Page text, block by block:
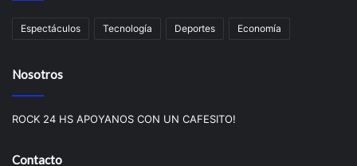
Espectáculos Tecnologí­a Deportes Economí­a
Nosotros
ROCK 24 HS APOYANOS CON UN CAFESITO!
Contacto